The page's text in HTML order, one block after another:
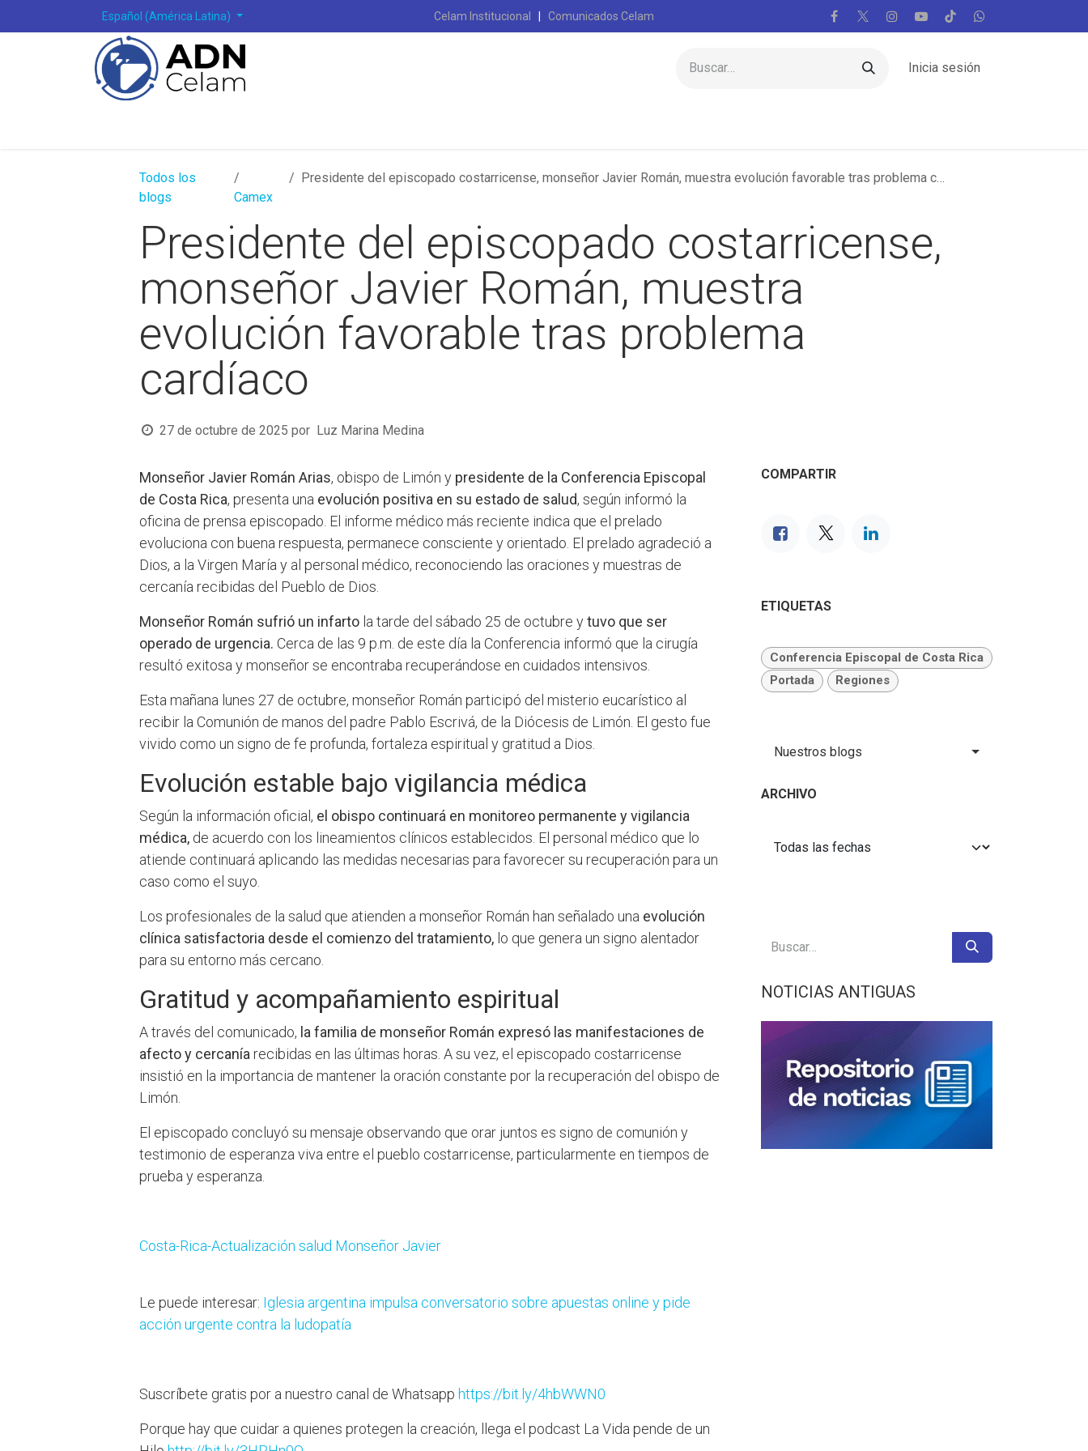
Español (América Latina) Celam Institucional | Comunicados Celam
Inicia sesión
Todos los
blogs
Camex
Presidente del episcopado costarricense, monseñor Javier Román, muestra evolución favorable tras problema cardíaco
Presidente del episcopado costarricense,
monseñor Javier Román, muestra
evolución favorable tras problema
cardíaco
27 de octubre de 2025 por Luz Marina Medina
Monseñor Javier Román Arias, obispo de Limón y presidente de la Conferencia Episcopal
de Costa Rica, presenta una evolución positiva en su estado de salud, según informó la
oficina de prensa episcopado. El informe médico más reciente indica que el prelado
evoluciona con buena respuesta, permanece consciente y orientado. El prelado agradeció a
Dios, a la Virgen María y al personal médico, reconociendo las oraciones y muestras de
cercanía recibidas del Pueblo de Dios.
Monseñor Román sufrió un infarto la tarde del sábado 25 de octubre ytuvo que ser
operado de urgencia. Cerca de las 9 p.m. de este día la Conferencia informó que la cirugía
resultó exitosa y monseñor se encontraba recuperándose en cuidados intensivos.
Esta mañana lunes 27 de octubre, monseñor Román participó del misterio eucarístico al
recibir la Comunión de manos del padre Pablo Escrivá, de la Diócesis de Limón. El gesto fue
vivido como un signo de fe profunda, fortaleza espiritual y gratitud a Dios.
Evolución estable bajo vigilancia médica
Según la información oficial, el obispo continuará en monitoreo permanente y vigilancia
médica, de acuerdo con los lineamientos clínicos establecidos. El personal médico que lo
atiende continuará aplicando las medidas necesarias para favorecer su recuperación para un
caso como el suyo.
Los profesionales de la salud que atienden a monseñor Román han señalado una evolución
clínica satisfactoria desde el comienzo del tratamiento, lo que genera un signo alentador
para su entorno más cercano.
Gratitud y acompañamiento espiritual
A través del comunicado, la familia de monseñor Román expresó las manifestaciones de
afecto y cercanía recibidas en las últimas horas. A su vez, el episcopado costarricense
insistió en la importancia de mantener la oración constante por la recuperación del obispo de
Limón.
El episcopado concluyó su mensaje observando que orar juntos es signo de comunión y
testimonio de esperanza viva entre el pueblo costarricense, particularmente en tiempos de
prueba y esperanza.
Costa-Rica-Actualización salud Monseñor Javier
Le puede interesar: Iglesia argentina impulsa conversatorio sobre apuestas online y pide
acción urgente contra la ludopatía
Suscríbete gratis por a nuestro canal de Whatsapp https://bit.ly/4hbWWN0
Porque hay que cuidar a quienes protegen la creación, llega el podcast La Vida pende de un
COMPARTIR
ETIQUETAS
Conferencia Episcopal de Costa Rica
Portada
Regiones
Nuestros blogs
ARCHIVO
NOTICIAS ANTIGUAS